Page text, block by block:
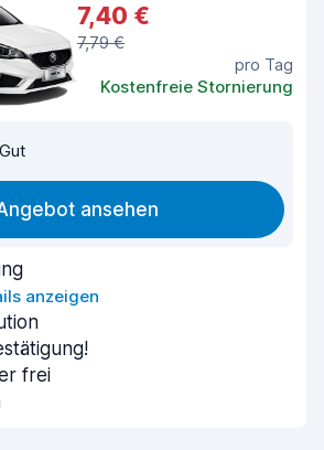
7,40 €
7,79 €
pro Tag
Kostenfreie Stornierung
Gut
ansehen
anzeigen
frei